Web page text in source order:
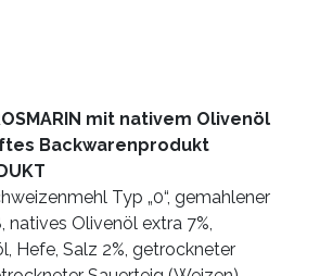
mit nativem Olivenöl
Backwarenprodukt
Typ „0“, gemahlener
natives Olivenöl extra 7%,
Hefe, Salz 2%, getrockneter